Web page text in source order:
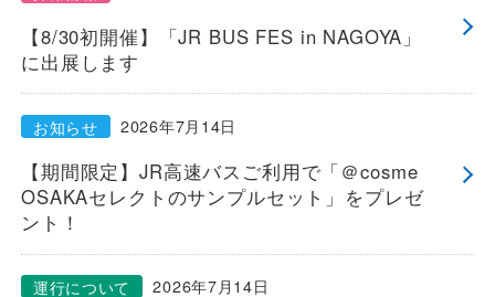
【8/30初開催】「JR BUS FES in NAGOYA」
に出展します
【期間限定】JR高速バスご利用で「＠cosme
OSAKAセレクトのサンプルセット」をプレゼ
ント！
2026年7月14日
お知らせ
2026年7月14日
運行について